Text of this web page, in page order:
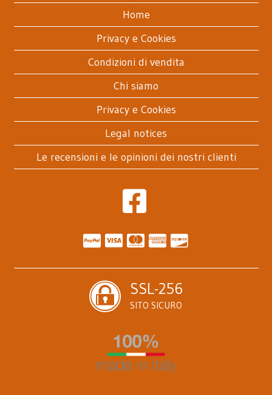
Home
Privacy e Cookies
Condizioni di vendita
Chi siamo
Privacy e Cookies
Legal notices
Le recensioni e le opinioni dei nostri clienti
SSL-256
SITO SICURO